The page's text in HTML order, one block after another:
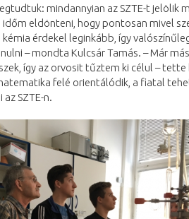
mindannyian az SZTE-t jelölik
eldönteni, hogy pontosan mivel
érdekel leginkább, így
– mondta Kulcsár Tamás. – Már
így az orvosit tűztem ki célul – tette
felé orientálódik, a fiatal
SZTE-n.